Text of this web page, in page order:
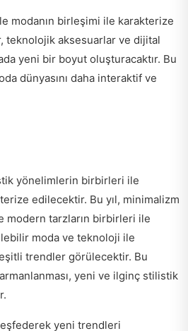
modanın birleşimi ile karakterize
teknolojik aksesuarlar ve dijital
yeni bir boyut oluşturacaktır. Bu
dünyasını daha interaktif ve
yönelimlerin birbirleri ile
edilecektir. Bu yıl, minimalizm
modern tarzların birbirleri ile
moda ve teknoloji ile
trendler görülecektir. Bu
yeni ve ilginç stilistik
yeni trendleri